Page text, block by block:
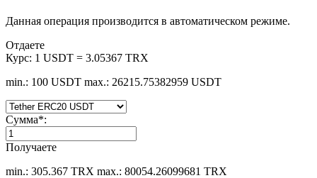
Данная операция производится в автоматическом режиме.
Отдаете
Курс: 1 USDT = 3.05367 TRX
min.: 100 USDT max.: 26215.75382959 USDT
Сумма*:
Получаете
min.: 305.367 TRX max.: 80054.26099681 TRX